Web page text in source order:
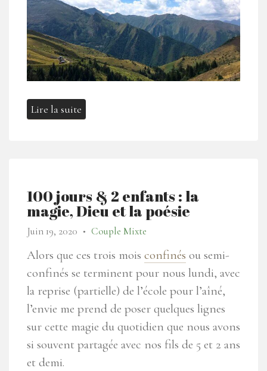
Lire la suite
100 jours & 2 enfants : la
magie, Dieu et la poésie
Juin 19, 2020 ● Couple Mixte
Alors que ces trois mois confinés ou semi-
confinés se terminent pour nous lundi, avec
la reprise (partielle) de l’école pour l’aîné,
l’envie me prend de poser quelques lignes
sur cette magie du quotidien que nous avons
si souvent partagée avec nos fils de 5 et 2 ans
et demi.